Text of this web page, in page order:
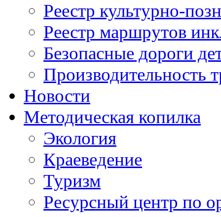
Реестр культурно-
Реестр маршрутов
Безопасные дороги
Производительность
Новости
Методическая копилка
Экология
Краеведение
Туризм
Ресурсный центр по